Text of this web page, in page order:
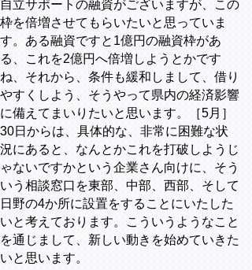
自立サポートの融資がございますが、この
枠を倍増させてもらいたいと思っていま
す。ある融資ですと1億円の融資枠があ
る、これを2億円へ倍増しようとかです
ね、それから、条件も緩和しまして、借り
やすくしよう、そうやって県内の経済影響
に備えてまいりたいと思います。［5月］
30日からは、具体的な、非常に困難な状
況にあると、なんとかこれを打破しようじ
ゃないですかという企業さん向けに、そう
いう相談窓口を東部、中部、西部、そして
日野の4か所に設置をすることにいたした
いと考えております。こういうようなこと
を通じまして、新しい動きを始めていきた
いと思います。